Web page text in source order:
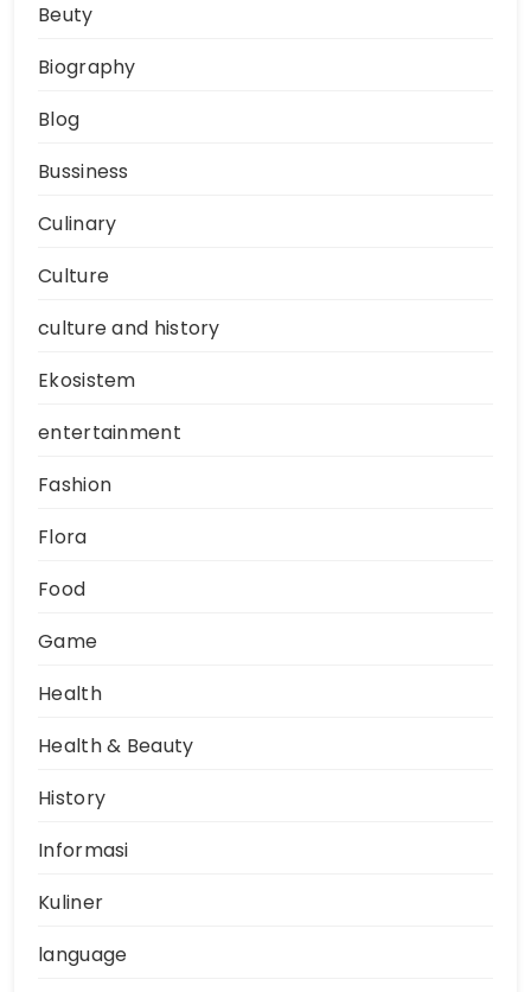
Beuty
Biography
Blog
Bussiness
Culinary
Culture
culture and history
Ekosistem
entertainment
Fashion
Flora
Food
Game
Health
Health & Beauty
History
Informasi
Kuliner
language